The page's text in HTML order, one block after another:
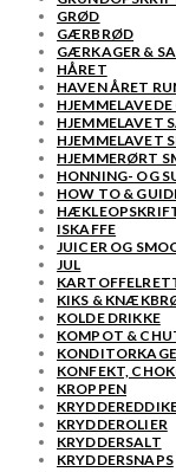
GRØD
GÆRBRØD
GÆRKAGER &
HÅRET
HAVEN ÅRET
HJEMMELAVEDE
HJEMMELAVET
HJEMMELAVET
HJEMMERØRT
HONNING- OG
HOW TO &
ISKAFFE
JUICER OG
JUL
KIKS &
KOLDE DRIKKE
KOMPOT &
KONFEKT,
KROPPEN
KRYDDEROLIER
KRYDDERSALT
KRYDDERSNAPS